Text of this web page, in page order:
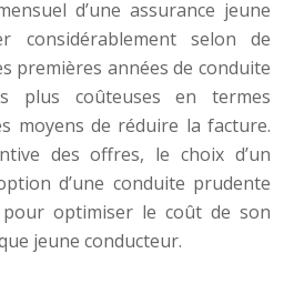
d’une assurance jeune
considérablement selon de
premières années de conduite
plus coûteuses en termes
moyens de réduire la facture.
des offres, le choix d’un
d’une conduite prudente
optimiser le coût de son
jeune conducteur.